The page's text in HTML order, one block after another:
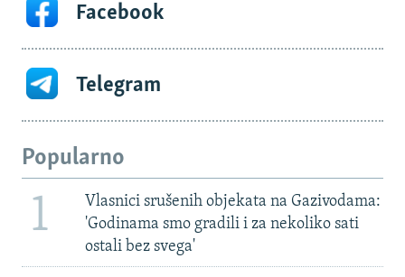
Facebook
Telegram
Popularno
1
Vlasnici srušenih objekata na Gazivodama:
'Godinama smo gradili i za nekoliko sati
ostali bez svega'